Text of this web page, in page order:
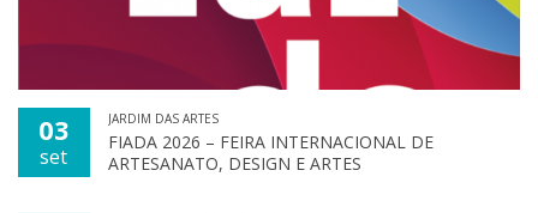
03
set
JARDIM DAS ARTES
FIADA 2026 – FEIRA INTERNACIONAL DE
ARTESANATO, DESIGN E ARTES